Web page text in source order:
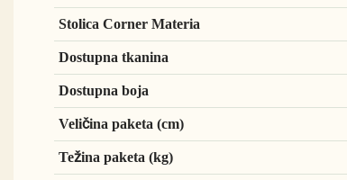
Stolica Corner Materia
Dostupna tkanina
Dostupna boja
Veličina paketa (cm)
Težina paketa (kg)